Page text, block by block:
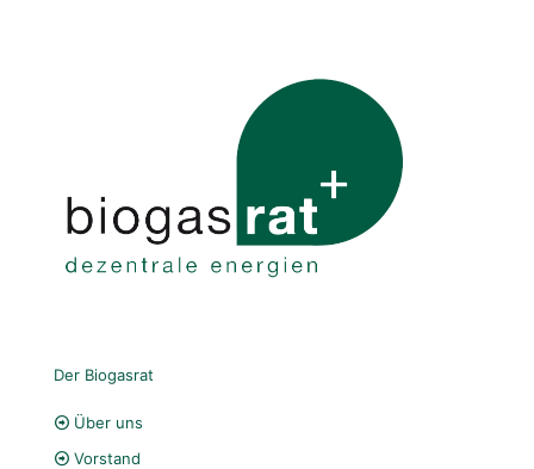
Der Biogasrat
Über uns
Vorstand